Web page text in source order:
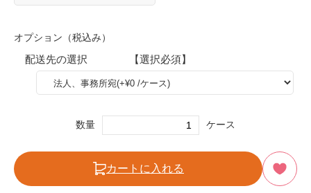
オプション（税込み）
配送先の選択 【選択必須】
数量 ケース
カートに入れる